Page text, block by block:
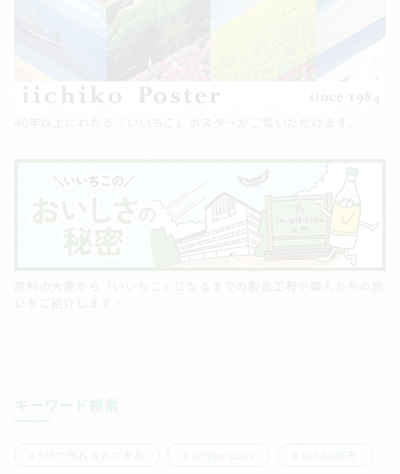
キーワード検索
5分で作れるおつまみ iichiko story iichiko彩天